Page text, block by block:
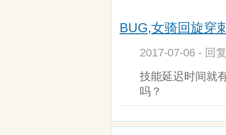
BUG,女骑回旋穿
2017-07-06 - 回
技能延迟时间就
吗？